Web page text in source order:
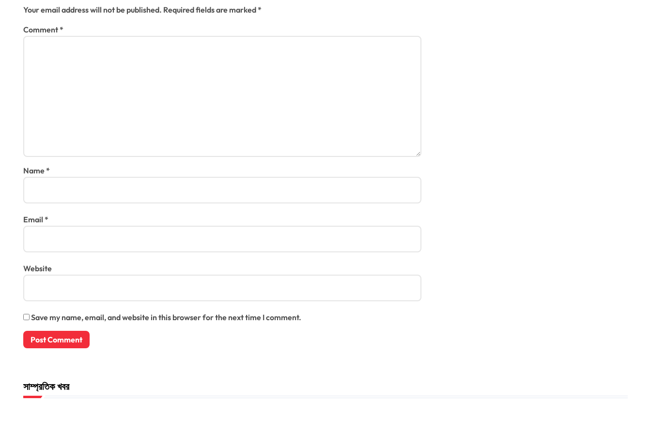
Your email address will not be published. Required fields are marked*
Comment*
Name*
Email *
Website
Save my name, email, and website in this browser for the next time I comment.
সাম্প্রতিক খবর